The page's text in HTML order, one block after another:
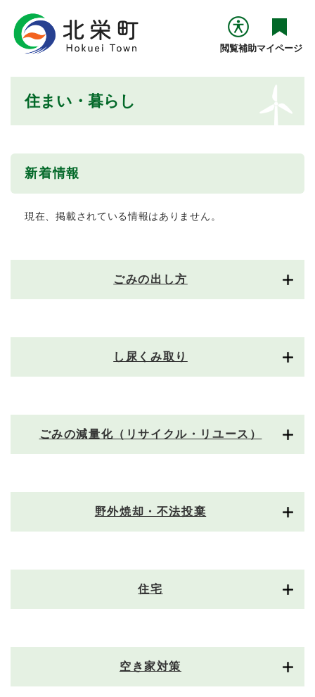
閲覧補助マイページ
住まい・暮らし
新着情報
現在、掲載されている情報はありません。
ごみの出し方
し尿くみ取り
ごみの減量化（リサイクル・リユース）
野外焼却・不法投棄
住宅
空き家対策